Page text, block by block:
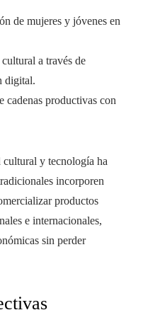
de mujeres y jóvenes en
a través de
digital.
cadenas productivas con
y tecnología ha
incorporen
productos
e internacionales,
sin perder